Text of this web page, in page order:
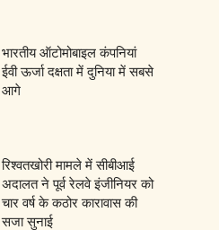
भारतीय ऑटोमोबाइल कंपनियां
ईवी ऊर्जा दक्षता में दुनिया में सबसे
आगे
रिश्वतखोरी मामले में सीबीआई
अदालत ने पूर्व रेलवे इंजीनियर को
चार वर्ष के कठोर कारावास की
सजा सुनाई